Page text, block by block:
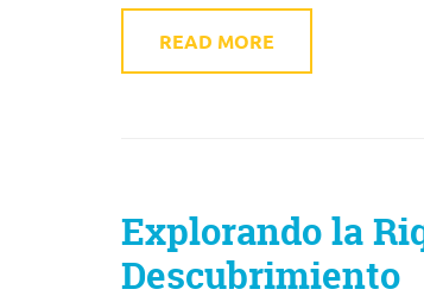
READ MORE
Explorando la
Descubrimiento